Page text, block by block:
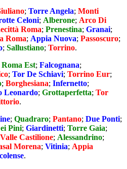
; Torre Angela; Monti
Celoni; Alberone; Arco Di
Roma; Prenestina; Granai;
Roma; Appia Nuova; Passoscuro;
; Sallustiano; Torrino.
Roma Est; Falcognana;
; Tor De Schiavi; Torrino Eur;
; Borghesiana; Infernetto;
Leonardo; Grottaperfetta; Tor
.
; Quadraro; Pantano; Due Ponti;
Pini; Giardinetti; Torre Gaia;
Valle Castilione; Alessandrino;
Morena; Vitinia; Appia
.